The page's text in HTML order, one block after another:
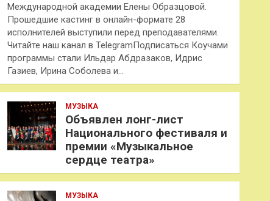
Международной академии Елены Образцовой.
Прошедшие кастинг в онлайн-формате 28
исполнителей выступили перед преподавателями.
Читайте наш канал в TelegramПодписаться Коучами
программы стали Ильдар Абдразаков, Идрис
Газиев, Ирина Соболева и…
МУЗЫКА
Объявлен лонг-лист
Национального фестиваля и
премии «Музыкальное
сердце театра»
МУЗЫКА